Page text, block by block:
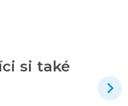
si také